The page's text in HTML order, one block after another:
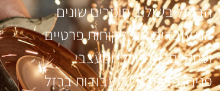
הברזל בשילוב חומרים שונים
אנו עובדים מול לקוחות פרטיים
ועסקיים, אדריכלי ומעצבי
פנים. חברת א.י.ל עבודות ברזל